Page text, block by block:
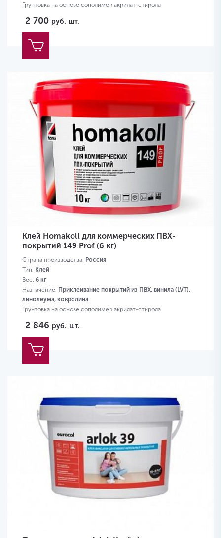
Грунтовка на основе сополимер акрилат-стирола
2 700 руб. шт.
Клей Homakoll для коммерческих ПВХ-
покрытий 149 Prof (6 кг)
Страна производства: Россия
Тип: Клей
Вес: 6 кг
Назначение: Приклеивание покрытий из ПВХ, винила (LVT),
линолеума, ковролина
Грунтовка на основе сополимер акрилат-стирола
2 846 руб. шт.